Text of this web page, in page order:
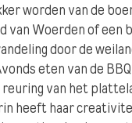
worden van de
van Woerden of
door de
eten van de
van het
heeft haar